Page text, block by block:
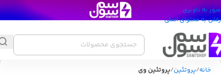
عبور به ناوبری
رفتن به محتوای اصلی
خانه پروتئین پروتئین وی